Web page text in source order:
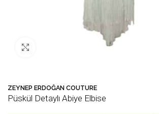
Büyütmek için tıklayın
ZEYNEP ERDOĞAN COUTURE
Püskül Detaylı Abiye Elbise